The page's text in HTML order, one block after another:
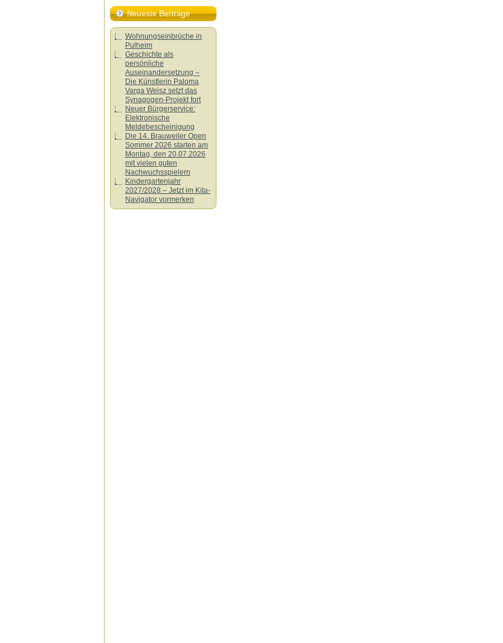
Neueste Beiträge
Wohnungseinbrüche in
Pulheim
Geschichte als
persönliche
Auseinandersetzung –
Die Künstlerin Paloma
Varga Weisz setzt das
Synagogen-Projekt fort
Neuer Bürgerservice:
Elektronische
Meldebescheinigung
Die 14. Brauweiler Open
Sommer 2026 starten am
Montag, den 20.07.2026
mit vielen guten
Nachwuchsspielern
Kindergartenjahr
2027/2028 – Jetzt im Kita-
Navigator vormerken